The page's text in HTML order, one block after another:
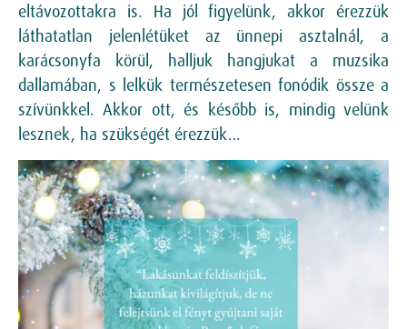
eltávozottakra is. Ha jól figyelünk, akkor érezzük
láthatatlan jelenlétüket az ünnepi asztalnál, a
karácsonyfa körül, halljuk hangjukat a muzsika
dallamában, s lelkük természetesen fonódik össze a
szívünkkel. Akkor ott, és később is, mindig velünk
lesznek, ha szükségét érezzük…